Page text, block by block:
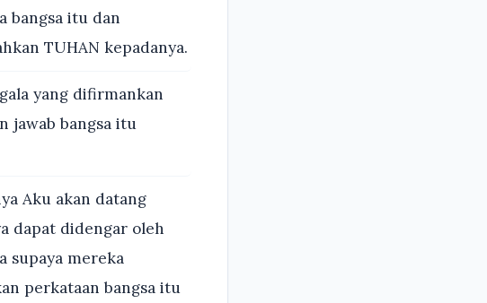
bangsa itu dan
TUHAN kepadanya.
yang difirmankan
jawab bangsa itu
Aku akan datang
dapat didengar oleh
supaya mereka
perkataan bangsa itu